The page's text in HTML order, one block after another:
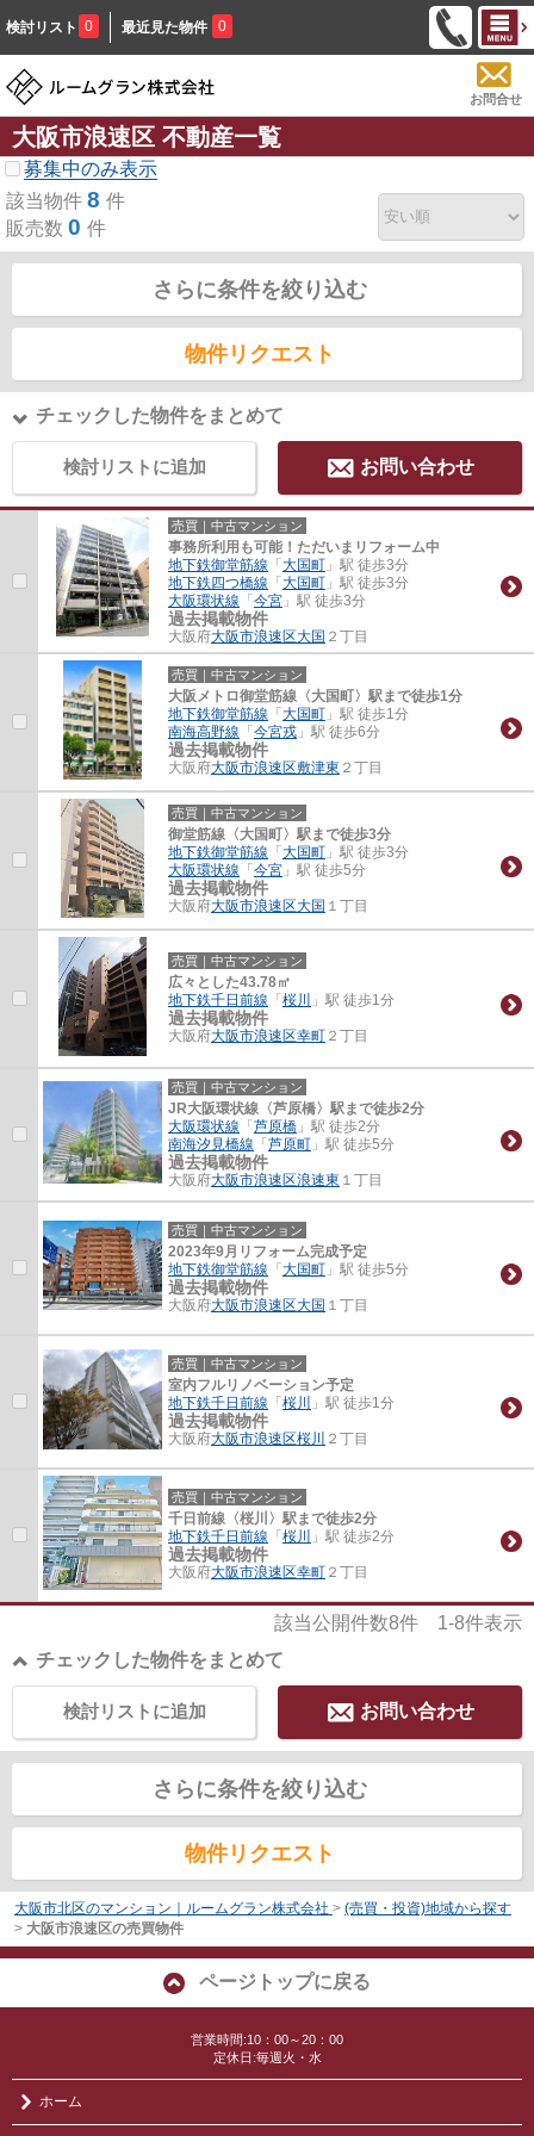
検討リスト 0 最近見た物件 0
お問合せ
大阪市浪速区 不動産一覧
募集中のみ表示
該当物件 8 件
販売数 0 件
さらに条件を絞り込む
物件リクエスト
チェックした物件をまとめて
検討リストに追加 お問い合わせ
売買｜中古マンション
事務所利用も可能！ただいまリフォーム中
地下鉄御堂筋線 「 大国町 」駅 徒歩3分
地下鉄四つ橋線 「 大国町 」駅 徒歩3分
大阪環状線 「 今宮 」駅 徒歩3分
過去掲載物件
大阪府大阪市浪速区大国 ２丁目
売買｜中古マンション
大阪メトロ御堂筋線〈大国町〉駅まで徒歩1分
地下鉄御堂筋線 「 大国町 」駅 徒歩1分
南海高野線 「 今宮戎 」駅 徒歩6分
過去掲載物件
大阪府大阪市浪速区敷津東 ２丁目
売買｜中古マンション
御堂筋線〈大国町〉駅まで徒歩3分
地下鉄御堂筋線 「 大国町 」駅 徒歩3分
大阪環状線 「 今宮 」駅 徒歩5分
過去掲載物件
大阪府大阪市浪速区大国 １丁目
売買｜中古マンション
広々とした43.78㎡
地下鉄千日前線 「 桜川 」駅 徒歩1分
過去掲載物件
大阪府大阪市浪速区幸町 ２丁目
売買｜中古マンション
JR大阪環状線〈芦原橋〉駅まで徒歩2分
大阪環状線 「 芦原橋 」駅 徒歩2分
南海汐見橋線 「 芦原町 」駅 徒歩5分
過去掲載物件
大阪府大阪市浪速区浪速東 １丁目
売買｜中古マンション
2023年9月リフォーム完成予定
地下鉄御堂筋線 「 大国町 」駅 徒歩5分
過去掲載物件
大阪府大阪市浪速区大国 １丁目
売買｜中古マンション
室内フルリノベーション予定
地下鉄千日前線 「 桜川 」駅 徒歩1分
過去掲載物件
大阪府大阪市浪速区桜川 ２丁目
売買｜中古マンション
千日前線〈桜川〉駅まで徒歩2分
地下鉄千日前線 「 桜川 」駅 徒歩2分
過去掲載物件
大阪府大阪市浪速区幸町 ２丁目
該当公開件数8件 1-8件表示
チェックした物件をまとめて
お問い合わせ
検討リストに追加
さらに条件を絞り込む
物件リクエスト
大阪市北区のマンション｜ルームグラン株式会社 > (売買・投資)地域から探す
> 大阪市浪速区の売買物件
ページトップに戻る
営業時間:10：00～20：00
定休日:毎週火・水
ホーム